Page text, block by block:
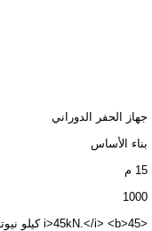
جهاز الحفر الدوراني
بناء الأساس
15 م
1000
<i>45kN.</i> <b>45 كيلو نيوتن.</b> <i>m</i> <b>م</b>